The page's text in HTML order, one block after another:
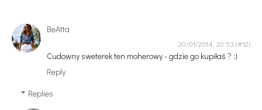
BeAtta
20/01/2014, 20:53
Cudowny sweterek ten moherowy - gdzie go kupiłaś ? :)
Reply
Replies